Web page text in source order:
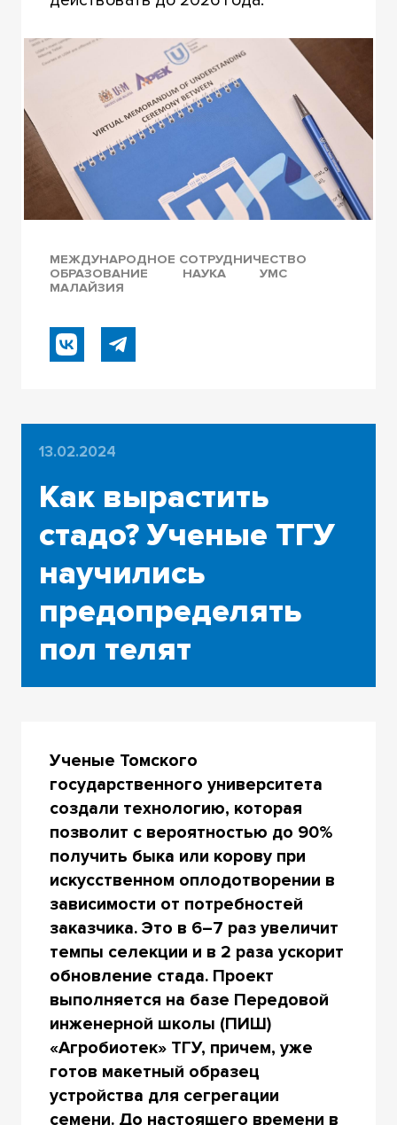
МЕЖДУНАРОДНОЕ СОТРУДНИЧЕСТВО
ОБРАЗОВАНИЕ
НАУКА
УМС
МАЛАЙЗИЯ
13.02.2024
Как вырастить
стадо? Ученые ТГУ
научились
предопределять
пол телят
Ученые Томского
государственного университета
создали технологию, которая
позволит с вероятностью до 90%
получить быка или корову при
искусственном оплодотворении в
зависимости от потребностей
заказчика. Это в 6–7 раз увеличит
темпы селекции и в 2 раза ускорит
обновление стада. Проект
выполняется на базе Передовой
инженерной школы (ПИШ)
«Агробиотек» ТГУ, причем, уже
готов макетный образец
устройства для сегрегации
семени. До настоящего времени в